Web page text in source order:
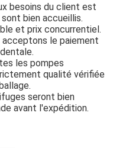
64
3,5
65
3,5
67
70
4
besoins du client est
bien accueillis.
et prix concurrentiel.
acceptons le paiement
les pompes
qualité vérifiée
seront bien
avant l'expédition.